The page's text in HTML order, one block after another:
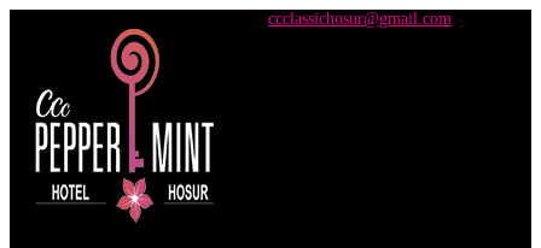
ccclassichosur@gmail.com